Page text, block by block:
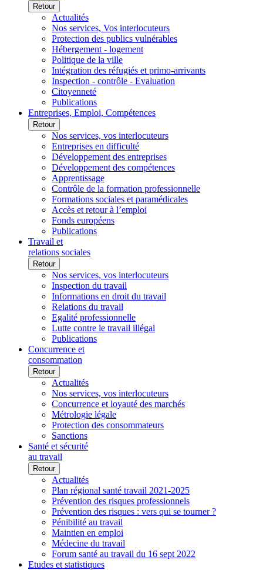
Retour
Actualités
Nos services, Vos interlocuteurs
Protection des publics vulnérables
Hébergement - logement
Politique de la ville
Intégration des réfugiés et primo-arrivants
Inspection - contrôle - Evaluation
Citoyenneté
Publications
Entreprises, Emploi, Compétences
Retour
Nos services, vos interlocuteurs
Entreprises en difficulté
Développement des entreprises
Développement des compétences
Apprentissage
Contrôle de la formation professionnelle
Formations sociales et paramédicales
Accès et retour à l’emploi
Fonds européens
Publications
Travail et
relations sociales
Retour
Nos services, vos interlocuteurs
Inspection du travail
Informations en droit du travail
Relations du travail
Egalité professionnelle
Lutte contre le travail illégal
Publications
Concurrence et
consommation
Retour
Actualités
Nos services, vos interlocuteurs
Concurrence et loyauté des marchés
Métrologie légale
Protection des consommateurs
Sanctions
Santé et sécurité
au travail
Retour
Actualités
Plan régional santé travail 2021-2025
Prévention des risques professionnels
Prévention des risques : vers qui se tourner ?
Pénibilité au travail
Maintien en emploi
Médecine du travail
Forum santé au travail du 16 sept 2022
Etudes et statistiques